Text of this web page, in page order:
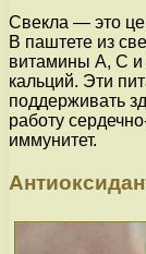
Свекла — это
В паштете из
витамины А, С и
кальций. Эти
поддерживать
работу
иммунитет.